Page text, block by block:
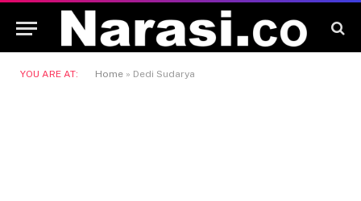
YOU ARE AT: Home » Dedi Sudarya